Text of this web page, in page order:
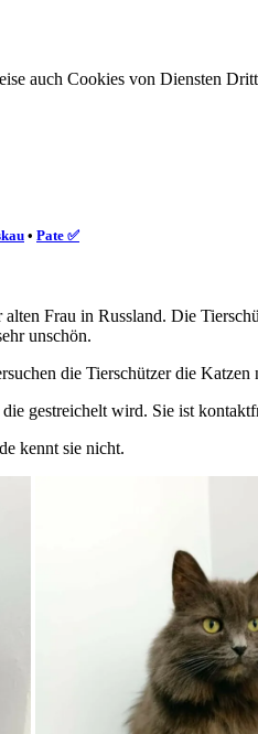
auch Cookies von Diensten
• Pate ✅️
alten Frau in Russland. Die
unschön.
die Tierschützer die
gestreichelt wird. Sie ist
kennt sie nicht.